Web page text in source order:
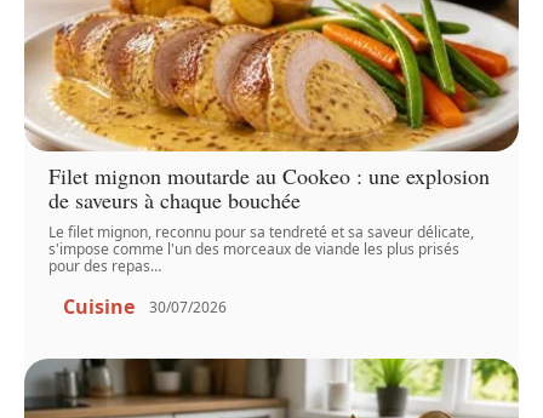
Filet mignon moutarde au Cookeo : une explosion
de saveurs à chaque bouchée
Le filet mignon, reconnu pour sa tendreté et sa saveur délicate,
s'impose comme l'un des morceaux de viande les plus prisés
pour des repas…
Cuisine 30/07/2026